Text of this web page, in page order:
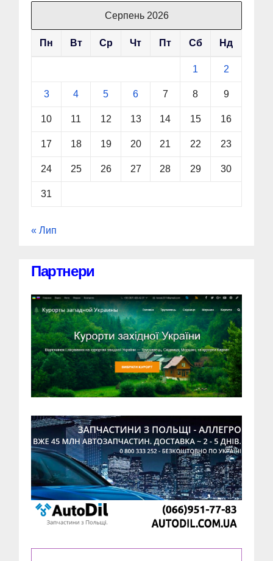
Серпень 2026
Пн Вт Ср Чт Пт Сб Нд
1 2
3 4 5 6 7 8 9
10 11 12 13 14 15 16
17 18 19 20 21 22 23
24 25 26 27 28 29 30
31
« Лип
Партнери